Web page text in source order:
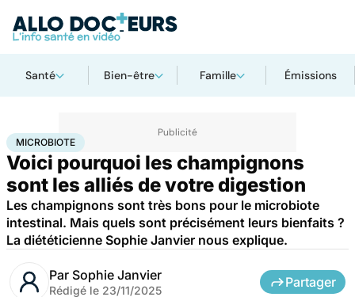
Santé Bien-être Famille Émissions
AccueilSantéMicrobiote
MICROBIOTE
Voici pourquoi les champignons
sont les alliés de votre digestion
Les champignons sont très bons pour le microbiote
intestinal. Mais quels sont précisément leurs bienfaits ?
La diététicienne Sophie Janvier nous explique.
Par Sophie Janvier
Rédigé le 23/11/2025
Partager